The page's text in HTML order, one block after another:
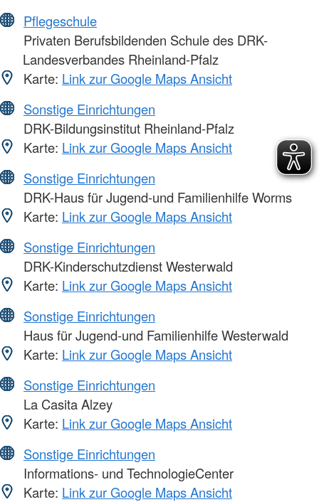
Pflegeschule
Privaten Berufsbildenden Schule des DRK-
Landesverbandes Rheinland-Pfalz
Karte: Link zur Google Maps Ansicht
Sonstige Einrichtungen
DRK-Bildungsinstitut Rheinland-Pfalz
Karte: Link zur Google Maps Ansicht
Sonstige Einrichtungen
DRK-Haus für Jugend-und Familienhilfe Worms
Karte: Link zur Google Maps Ansicht
Sonstige Einrichtungen
DRK-Kinderschutzdienst Westerwald
Karte: Link zur Google Maps Ansicht
Sonstige Einrichtungen
Haus für Jugend-und Familienhilfe Westerwald
Karte: Link zur Google Maps Ansicht
Sonstige Einrichtungen
La Casita Alzey
Karte: Link zur Google Maps Ansicht
Sonstige Einrichtungen
Informations- und TechnologieCenter
Karte: Link zur Google Maps Ansicht